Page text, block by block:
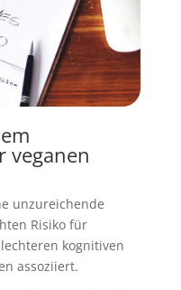
veganen
unzureichende
Risiko für
kognitiven
assoziiert.